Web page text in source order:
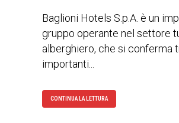
Baglioni Hotels S.p.A. è un
gruppo operante nel settore
alberghiero, che si conferma
importanti...
CONTINUA LA LETTURA